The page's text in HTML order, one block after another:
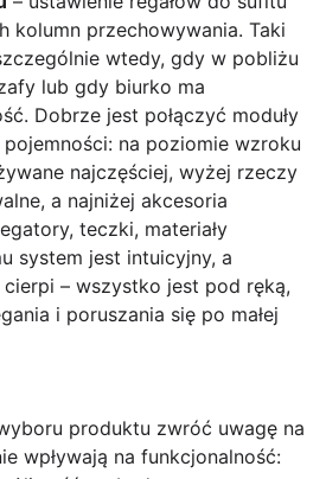
kolumn przechowywania. Taki
wtedy, gdy w pobliżu
lub gdy biurko ma
Dobrze jest połączyć moduły
na poziomie wzroku
najczęściej, wyżej rzeczy
a najniżej akcesoria
teczki, materiały
system jest intuicyjny, a
– wszystko jest pod ręką,
i poruszania się po małej
produktu zwróć uwagę na
wpływają na funkcjonalność: